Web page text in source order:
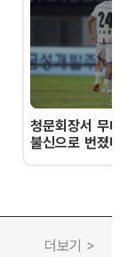
청문회장서 무너
불신으로 번졌
더보기 >